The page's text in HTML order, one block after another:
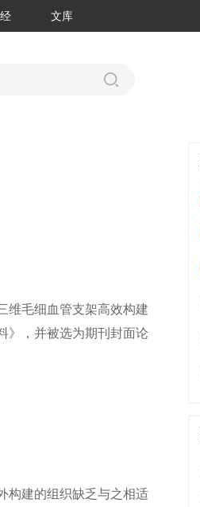
文库
维毛细血管支架高效构建
》，并被选为期刊封面论
构建的组织缺乏与之相适